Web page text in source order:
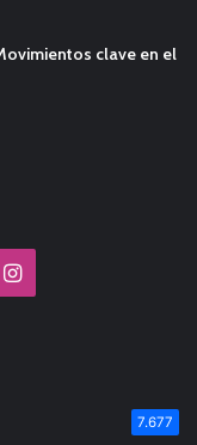
clave en el
Instagram
7.677